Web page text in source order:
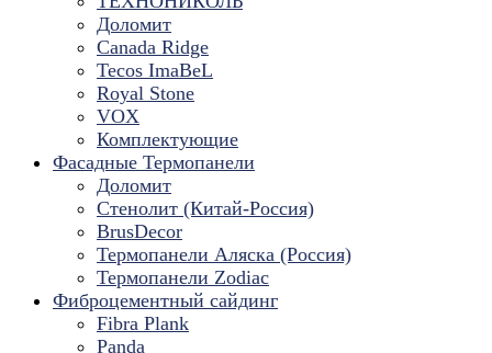
Доломит
Canada Ridge
Tecos ImaBeL
Royal Stone
VOX
Комплектующие
Фасадные Термопанели
Доломит
Стенолит (Китай-Россия)
BrusDecor
Термопанели Аляска (Россия)
Термопанели Zodiac
Фиброцементный сайдинг
Fibra Plank
Panda